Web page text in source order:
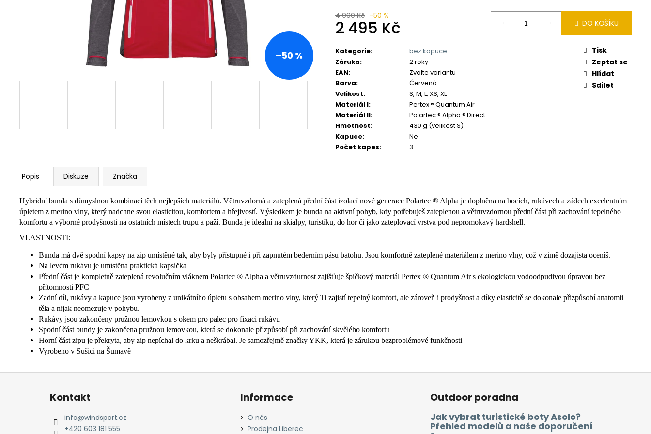
4 990 Kč –50 %
2 495 Kč
Měrná
cena:
DO KOŠÍKU
Kategorie:
bez kapuce
Záruka:
2 roky
EAN:
Zvolte variantu
Barva:
Červená
Velikost:
S, M, L, XS, XL
Materiál I:
Pertex ® Quantum Air
Materiál II:
Polartec ® Alpha ® Direct
Hmotnost:
430 g (velikost S)
Kapuce:
Ne
Počet kapes: 3
Tisk
Zeptat se
Hlídat
Sdílet
–50 %
Popis Diskuze Značka
Hybridní bunda s důmyslnou kombinací těch nejlepších materiálů. Větruvzdorná a zateplená přední část izolací nové generace Polartec ® Alpha je doplněna na bocích, rukávech a zádech excelentním
úpletem z merino vlny, který nadchne svou elasticitou, komfortem a hřejivostí. Výsledkem je bunda na aktivní pohyb, kdy potřebuješ zateplenou a větruvzdornou přední část při zachování tepelného
komfortu a výborné prodyšnosti na ostatních místech trupu a paží. Bunda je ideální na skialpy, turistiku, do hor či jako zateplovací vrstva pod nepromokavý hardshell.
VLASTNOSTI:
Bunda má dvě spodní kapsy na zip umístěné tak, aby byly přístupné i při zapnutém bederním pásu batohu. Jsou komfortně zateplené materiálem z merino vlny, což v zimě dozajista oceníš.
Na levém rukávu je umístěna praktická kapsička
Přední část je kompletně zateplená revolučním vláknem Polartec ® Alpha a větruvzdurnost zajišťuje špičkový materiál Pertex ® Quantum Air s ekologickou vodoodpudivou úpravou bez
přítomnosti PFC
Zadní díl, rukávy a kapuce jsou vyrobeny z unikátního úpletu s obsahem merino vlny, který Ti zajistí tepelný komfort, ale zároveň i prodyšnost a díky elasticitě se dokonale přizpůsobí anatomii
těla a nijak neomezuje v pohybu.
Rukávy jsou zakončeny pružnou lemovkou s okem pro palec pro fixaci rukávu
Spodní část bundy je zakončena pružnou lemovkou, která se dokonale přizpůsobí při zachování skvělého komfortu
Horní část zipu je překryta, aby zip nepíchal do krku a neškrábal. Je samozřejmě značky YKK, která je zárukou bezproblémové funkčnosti
Vyrobeno v Sušici na Šumavě
Z
Kontakt
info@windsport.cz
+420 603 181 555
Informace
O nás
Prodejna Liberec
Outdoor poradna
Jak vybrat turistické boty Asolo?
Přehled modelů a naše doporučení